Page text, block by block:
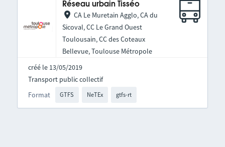
Réseau urbain Tisséo
CA Le Muretain Agglo, CA du
Sicoval, CC Le Grand Ouest
Toulousain, CC des Coteaux
Bellevue, Toulouse Métropole
créé le 13/05/2019
Format GTFS NeTEx gtfs-rt
Transport public collectif